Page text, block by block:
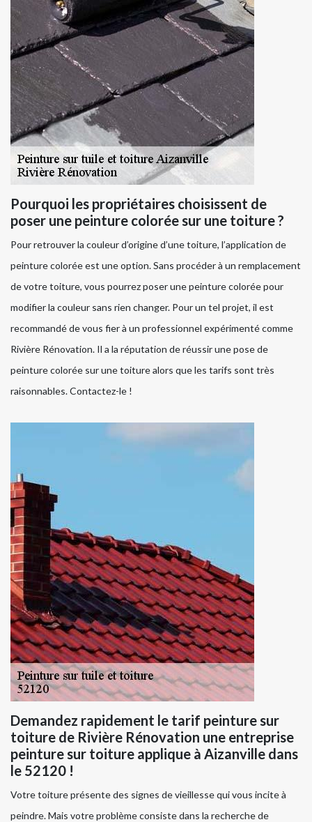
Pourquoi les propriétaires choisissent de
poser une peinture colorée sur une toiture ?
Pour retrouver la couleur d’origine d’une toiture, l’application de
peinture colorée est une option. Sans procéder à un remplacement
de votre toiture, vous pourrez poser une peinture colorée pour
modifier la couleur sans rien changer. Pour un tel projet, il est
recommandé de vous fier à un professionnel expérimenté comme
Rivière Rénovation. Il a la réputation de réussir une pose de
peinture colorée sur une toiture alors que les tarifs sont très
raisonnables. Contactez-le !
Demandez rapidement le tarif peinture sur
toiture de Rivière Rénovation une entreprise
peinture sur toiture applique à Aizanville dans
le 52120 !
Votre toiture présente des signes de vieillesse qui vous incite à
peindre. Mais votre problème consiste dans la recherche de